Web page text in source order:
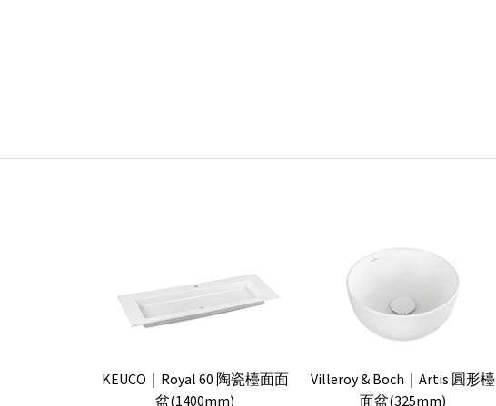
KEUCO｜Royal 60 陶瓷檯面面
盆(1400mm)
Villeroy & Boch｜Artis 圓形檯
面盆(325mm)